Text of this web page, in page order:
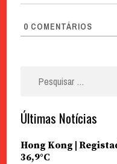
0 COMENTÁRIOS
Últimas Notícias
Hong Kong |
36,9°C